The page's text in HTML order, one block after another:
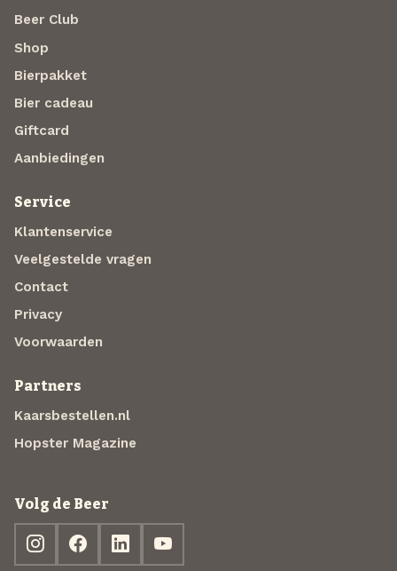
Beer Club
Shop
Bierpakket
Bier cadeau
Giftcard
Aanbiedingen
Service
Klantenservice
Veelgestelde vragen
Contact
Privacy
Voorwaarden
Partners
Kaarsbestellen.nl
Hopster Magazine
Volg de Beer